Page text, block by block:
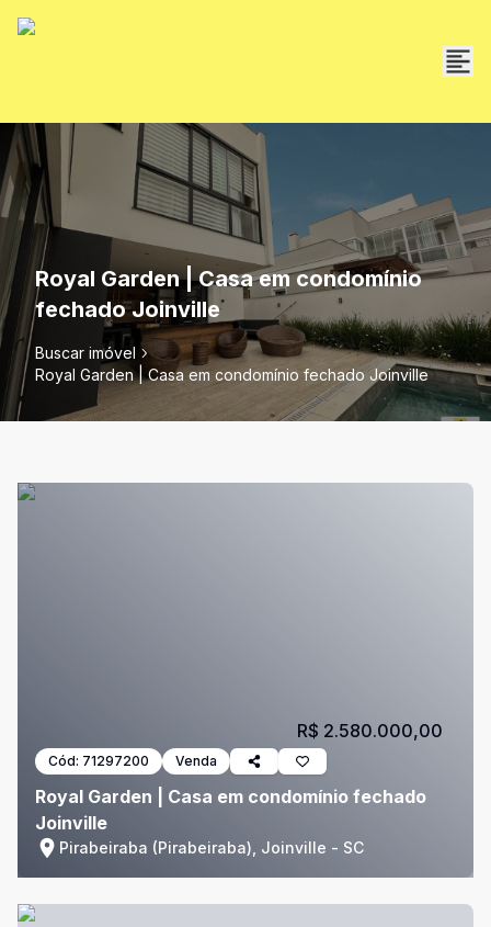
Royal Garden | Casa em condomínio
fechado Joinville
Buscar imóvel
Royal Garden | Casa em condomínio fechado Joinville
Cód: 71297200 Venda
Royal Garden | Casa em condomínio fechado
Joinville
Pirabeiraba (Pirabeiraba), Joinville - SC
R$ 2.580.000,00